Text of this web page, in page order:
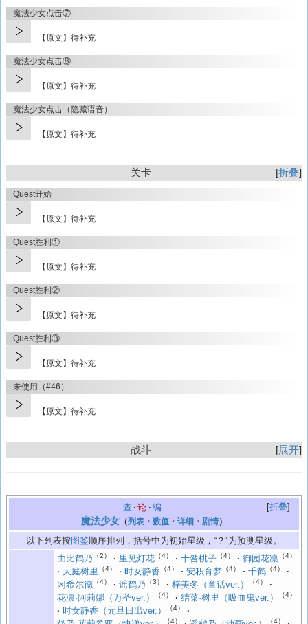
魔法少女点击⑦
【原文】待补充
魔法少女点击⑧
【原文】待补充
魔法少女点击（隐藏语音）
【原文】待补充
折叠
关卡
Quest开始
【原文】待补充
Quest胜利①
【原文】待补充
Quest胜利②
【原文】待补充
Quest胜利③
【原文】待补充
未使用（#46）
【原文】待补充
展开
战斗
折叠
查 论 编
魔法少女 （列表 ・ 数值 ・ 详细 ・ 剧情）
以下列表按图鉴顺序排列，括号中为初始星级，“？”为预测星级。
由比鹤乃
（2） 里见灯花 （4） 十咎桃子 （4） 御园花凛 （4）
大庭树里 （4） 时女静香 （4） 安积育梦 （4） 千鹤 （4）
冈希尔德 （4） 谣鹤乃 （3） 梓美冬（童话ver.） （4）
花凛·阿莉娜（万圣ver.） （4） 结菜·树里（吸血鬼ver.） （4）
时女静香（元旦日出ver.） （4）
（4） （4）